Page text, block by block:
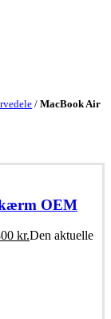
/MacBook Air
OEM
kr.Den aktuelle